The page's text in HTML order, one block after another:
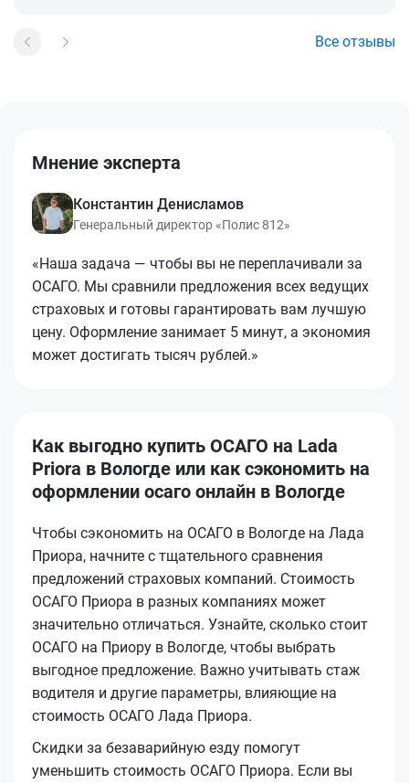
Все отзывы
Мнение эксперта
Константин Денисламов
Генеральный директор «Полис 812»
«Наша задача — чтобы вы не переплачивали за
ОСАГО. Мы сравнили предложения всех ведущих
страховых и готовы гарантировать вам лучшую
цену. Оформление занимает 5 минут, а экономия
может достигать тысяч рублей.»
Как выгодно купить ОСАГО на Lada
Priora в Вологде или как сэкономить на
оформлении осаго онлайн в Вологде
Чтобы сэкономить на ОСАГО в Вологде на Лада
Приора, начните с тщательного сравнения
предложений страховых компаний. Стоимость
ОСАГО Приора в разных компаниях может
значительно отличаться. Узнайте, сколько стоит
ОСАГО на Приору в Вологде, чтобы выбрать
выгодное предложение. Важно учитывать стаж
водителя и другие параметры, влияющие на
стоимость ОСАГО Лада Приора.
Скидки за безаварийную езду помогут
уменьшить стоимость ОСАГО Приора. Если вы